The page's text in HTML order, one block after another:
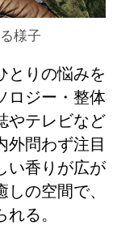
様子
とりの悩みを
ロジー・整体
やテレビなど
外問わず注目
い香りが広が
の空間で、
る。